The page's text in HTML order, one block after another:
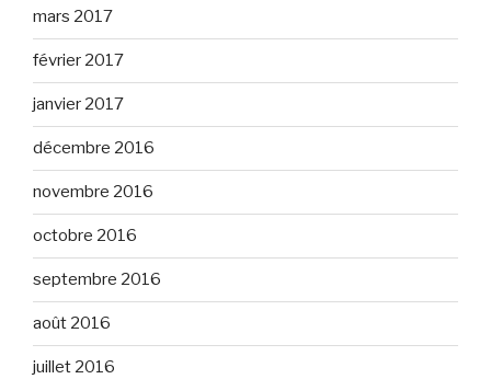
mars 2017
février 2017
janvier 2017
décembre 2016
novembre 2016
octobre 2016
septembre 2016
août 2016
juillet 2016